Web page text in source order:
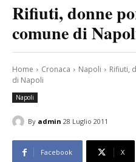
Rifiuti, donne
comune di
Home Cronaca Napoli
Rifiuti,
di Napoli
Napoli
By admin 28 Luglio 2011
Facebook X